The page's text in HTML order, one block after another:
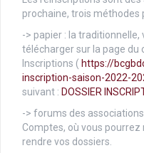
prochaine, trois méthodes
-> papier : la
télécharger sur la page
Inscriptions ( https://
inscription-saison-2022-
suivant : DOSSIER
-> forums des
Comptes, où vous
rendre vos dossiers.